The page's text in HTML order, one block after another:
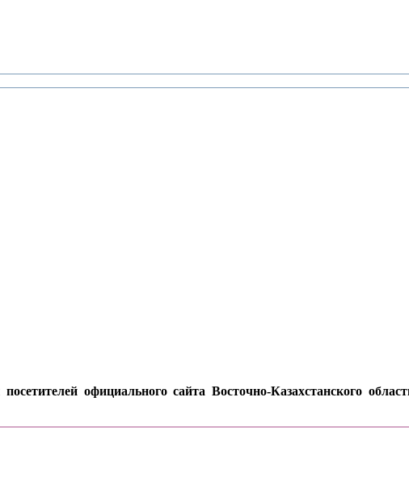
официального сайта Восточно-Казахстанского